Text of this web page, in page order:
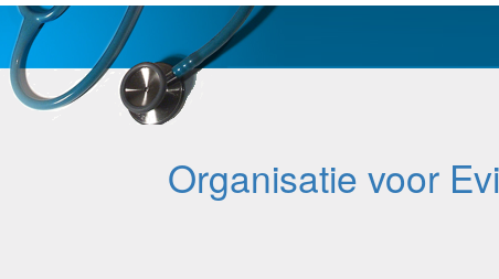
Organisatie voor